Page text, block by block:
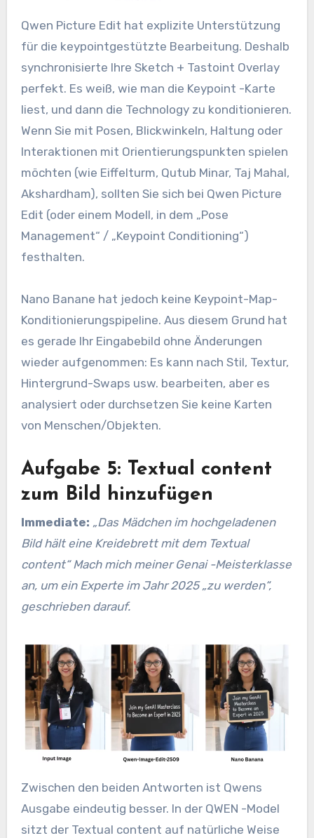
Qwen Picture Edit hat explizite Unterstützung
für die keypointgestützte Bearbeitung. Deshalb
synchronisierte Ihre Sketch + Tastoint Overlay
perfekt. Es weiß, wie man die Keypoint -Karte
liest, und dann die Technology zu konditionieren.
Wenn Sie mit Posen, Blickwinkeln, Haltung oder
Interaktionen mit Orientierungspunkten spielen
möchten (wie Eiffelturm, Qutub Minar, Taj Mahal,
Akshardham), sollten Sie sich bei Qwen Picture
Edit (oder einem Modell, in dem „Pose
Management“ / „Keypoint Conditioning“)
festhalten.
Nano Banane hat jedoch keine Keypoint-Map-
Konditionierungspipeline. Aus diesem Grund hat
es gerade Ihr Eingabebild ohne Änderungen
wieder aufgenommen: Es kann nach Stil, Textur,
Hintergrund-Swaps usw. bearbeiten, aber es
analysiert oder durchsetzen Sie keine Karten
von Menschen/Objekten.
Aufgabe 5: Textual content
zum Bild hinzufügen
Immediate: „Das Mädchen im hochgeladenen
Bild hält eine Kreidebrett mit dem Textual
content“ Mach mich meiner Genai -Meisterklasse
an, um ein Experte im Jahr 2025 „zu werden“,
geschrieben darauf.
Zwischen den beiden Antworten ist Qwens
Ausgabe eindeutig besser. In der QWEN -Model
sitzt der Textual content auf natürliche Weise